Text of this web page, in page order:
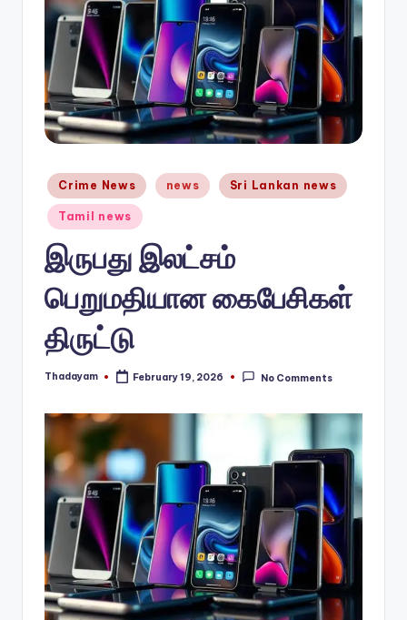
w
s.
m
Posted
in
Crime News news Sri Lankan news
Tamil news
இருபது இலட்சம்
பெறுமதியான கைபேசிகள்
திருட்டு
Posted
Thadayam February 19, 2026 No Comments